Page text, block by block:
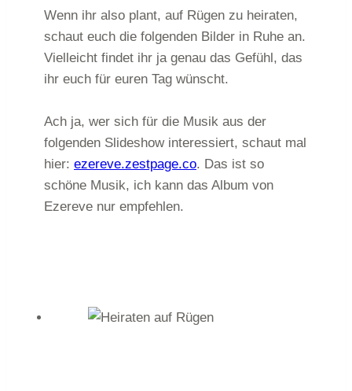
Wenn ihr also plant, auf Rügen zu heiraten,
schaut euch die folgenden Bilder in Ruhe an.
Vielleicht findet ihr ja genau das Gefühl, das
ihr euch für euren Tag wünscht.
Ach ja, wer sich für die Musik aus der
folgenden Slideshow interessiert, schaut mal
hier: ezereve.zestpage.co. Das ist so
schöne Musik, ich kann das Album von
Ezereve nur empfehlen.